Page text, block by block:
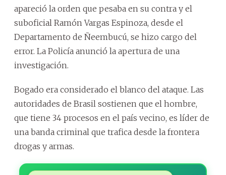
apareció la orden que pesaba en su contra y el
suboficial Ramón Vargas Espinoza, desde el
Departamento de Ñeembucú, se hizo cargo del
error. La Policía anunció la apertura de una
investigación.
Bogado era considerado el blanco del ataque. Las
autoridades de Brasil sostienen que el hombre,
que tiene 34 procesos en el país vecino, es líder de
una banda criminal que trafica desde la frontera
drogas y armas.